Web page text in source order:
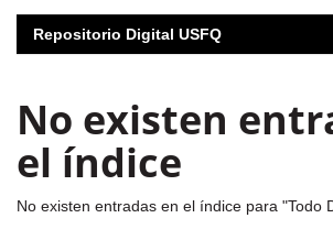
Repositorio Digital USFQ
No existen
el índice
No existen entradas en el índice para "Todo